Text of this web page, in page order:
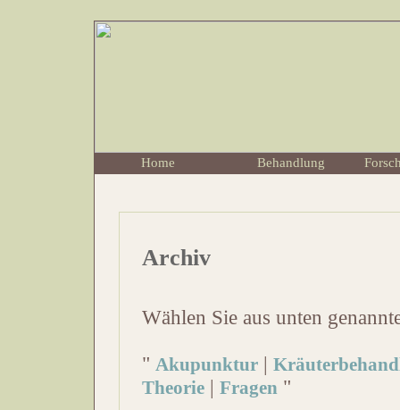
Home Behandlung
Archiv
Wählen Sie aus unten
" Akupunktur |
Theorie | Fragen "